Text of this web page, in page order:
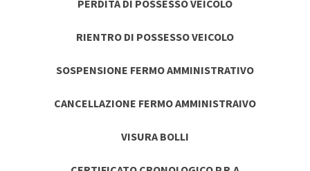
PERDITA DI POSSESSO VEICOLO
RIENTRO DI POSSESSO VEICOLO
SOSPENSIONE FERMO AMMINISTRATIVO
CANCELLAZIONE FERMO AMMINISTRAIVO
VISURA BOLLI